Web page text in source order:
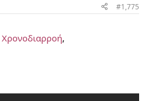
#1,775
Χρονοδιαρροή,